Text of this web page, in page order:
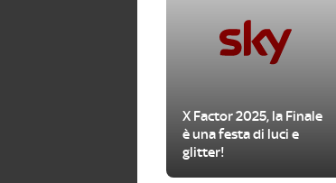
X Factor 2025, la Finale
è una festa di luci e
glitter!